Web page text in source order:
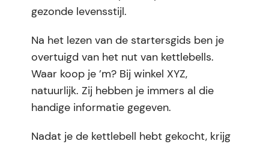
gezonde levensstijl.
Na het lezen van de startersgids ben je
overtuigd van het nut van kettlebells.
Waar koop je ’m? Bij winkel XYZ,
natuurlijk. Zij hebben je immers al die
handige informatie gegeven.
Nadat je de kettlebell hebt gekocht, krijg